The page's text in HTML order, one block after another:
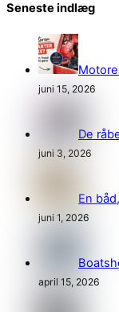
Seneste indlæg
juni 15, 2026
De
juni 3, 2026
En
juni 1, 2026
april 15, 2026